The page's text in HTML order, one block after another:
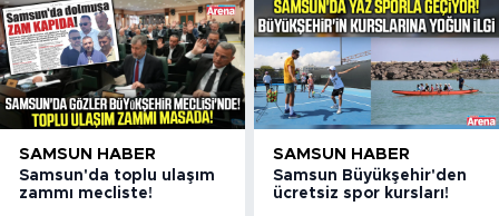
SAMSUN HABER
Samsun'da toplu ulaşım
zammı mecliste!
SAMSUN HABER
Samsun Büyükşehir'den
ücretsiz spor kursları!